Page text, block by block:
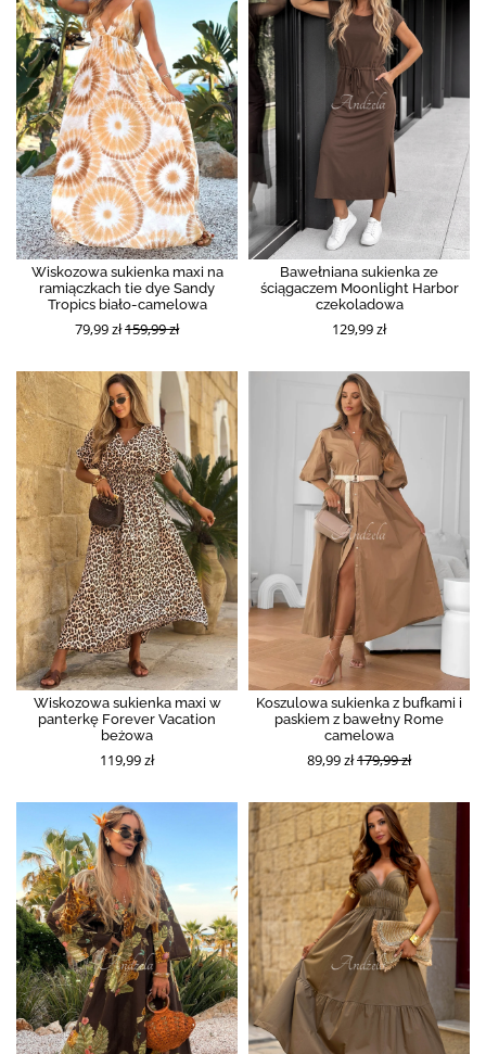
Wiskozowa sukienka maxi na
ramiączkach tie dye Sandy
Tropics biało-camelowa
79,99 zł159,99 zł
Bawełniana sukienka ze
ściągaczem Moonlight Harbor
czekoladowa
129,99 zł
Wiskozowa sukienka maxi w
panterkę Forever Vacation
beżowa
119,99 zł
Koszulowa sukienka z bufkami i
paskiem z bawełny Rome
camelowa
89,99 zł179,99 zł